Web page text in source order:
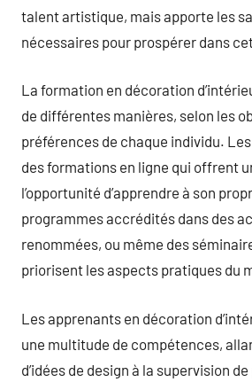
talent artistique, mais apporte les
nécessaires pour prospérer dans
La formation en décoration
de différentes manières, selon les
préférences de chaque individu.
des formations en ligne qui offrent
l’opportunité d’apprendre à son
programmes accrédités dans des
renommées, ou même des
priorisent les aspects pratiques du
Les apprenants en décoration
une multitude de compétences,
d’idées de design à la supervision